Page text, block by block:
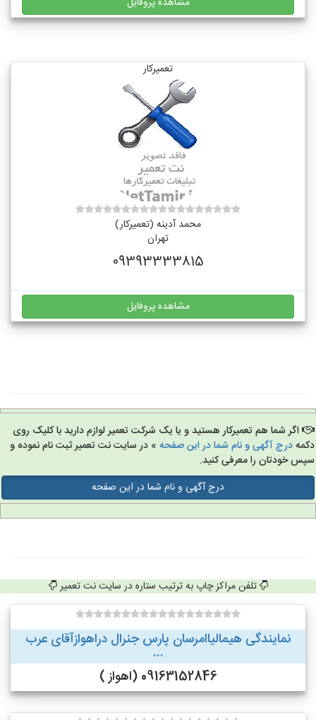
تعمیرکار
محمد آدینه (تعمیرکار)
تهران
09393333815
مشاهده پروفایل
اگر شما هم تعمیرکار هستید و یا یک شرکت تعمیر لوازم دارید با کلیک روی
درج آگهی و نام شما در این صفحه» در سایت نت تعمیر ثبت نام نموده و
خودتان را معرفی کنید.
درج آگهی و نام شما در این صفحه
تلفن مراکز چاپ به ترتیب ستاره در سایت نت تعمیر
نمایندگی هیمالیاامرسان پارس جنرال دراهوازآقای عرب
...
09163152846 (اهواز )